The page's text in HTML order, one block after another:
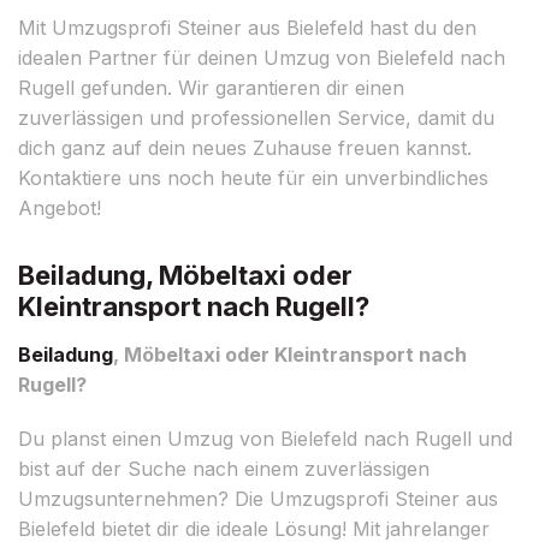
Mit Umzugsprofi Steiner aus Bielefeld hast du den
idealen Partner für deinen Umzug von Bielefeld nach
Rugell gefunden. Wir garantieren dir einen
zuverlässigen und professionellen Service, damit du
dich ganz auf dein neues Zuhause freuen kannst.
Kontaktiere uns noch heute für ein unverbindliches
Angebot!
Beiladung, Möbeltaxi oder
Kleintransport nach Rugell?
Beiladung, Möbeltaxi oder Kleintransport nach
Rugell?
Du planst einen Umzug von Bielefeld nach Rugell und
bist auf der Suche nach einem zuverlässigen
Umzugsunternehmen? Die Umzugsprofi Steiner aus
Bielefeld bietet dir die ideale Lösung! Mit jahrelanger